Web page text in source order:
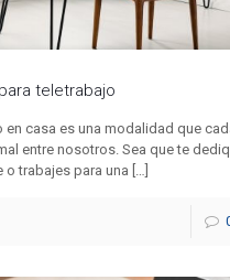
teletrabajo
en casa es una modalidad que
entre nosotros. Sea que te
o trabajes para una […]